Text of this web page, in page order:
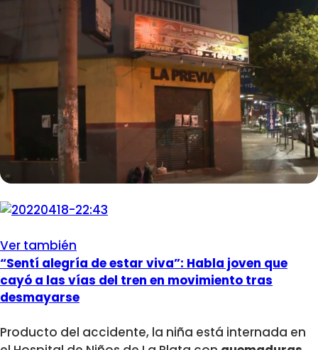
Ver también
“Sentí alegría de estar viva”: Habla joven que
cayó a las vías del tren en movimiento tras
desmayarse
Producto del accidente, la niña está internada en